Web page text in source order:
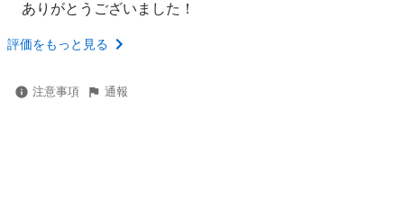
ありがとうございました！
評価をもっと見る
注意事項 通報